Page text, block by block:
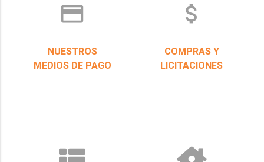
credit_card
NUESTROS
MEDIOS DE PAGO
attach_money
COMPRAS Y
LICITACIONES